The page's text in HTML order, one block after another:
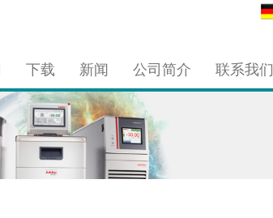
下载 新闻 公司简介 联系我们